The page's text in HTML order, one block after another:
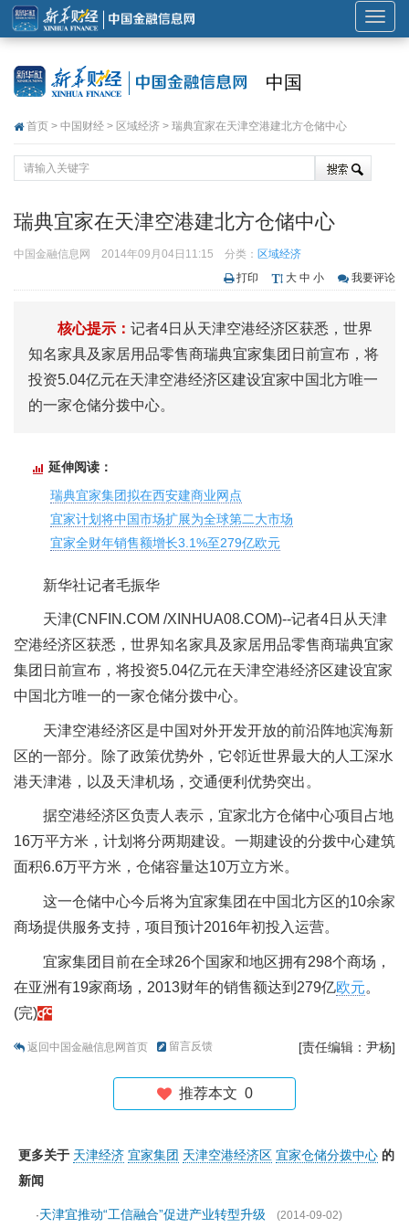
展
开
中国
首页 > 中国财经 > 区域经济 > 瑞典宜家在天津空港建北方仓储中心
瑞典宜家在天津空港建北方仓储中心
中国金融信息网 2014年09月04日11:15 分类： 区域经济
打印
大 中 小 我要评论
核心提示： 记者4日从天津空港经济区获悉，世界
知名家具及家居用品零售商瑞典宜家集团日前宣布，将
投资5.04亿元在天津空港经济区建设宜家中国北方唯一
的一家仓储分拨中心。
延伸阅读：
瑞典宜家集团拟在西安建商业网点
宜家计划将中国市场扩展为全球第二大市场
宜家全财年销售额增长3.1%至279亿欧元
新华社记者毛振华
天津(CNFIN.COM /XINHUA08.COM)--记者4日从天津
空港经济区获悉，世界知名家具及家居用品零售商瑞典宜家
集团日前宣布，将投资5.04亿元在天津空港经济区建设宜家
中国北方唯一的一家仓储分拨中心。
天津空港经济区是中国对外开发开放的前沿阵地滨海新
区的一部分。除了政策优势外，它邻近世界最大的人工深水
港天津港，以及天津机场，交通便利优势突出。
据空港经济区负责人表示，宜家北方仓储中心项目占地
16万平方米，计划将分两期建设。一期建设的分拨中心建筑
面积6.6万平方米，仓储容量达10万立方米。
这一仓储中心今后将为宜家集团在中国北方区的10余家
商场提供服务支持，项目预计2016年初投入运营。
宜家集团目前在全球26个国家和地区拥有298个商场，
在亚洲有19家商场，2013财年的销售额达到279亿欧元。
(完)
返回中国金融信息网首页 留言反馈 [责任编辑：尹杨]
推荐本文 0
更多关于 天津经济 宜家集团 天津空港经济区 宜家仓储分拨中心 的
新闻
·天津宜推动“工信融合”促进产业转型升级 (2014-09-02)